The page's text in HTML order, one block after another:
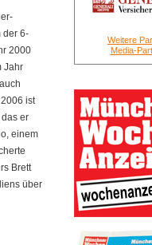
der 6-
2000
Jahr
ist
er
einem
Brett
über
Weitere
Media-